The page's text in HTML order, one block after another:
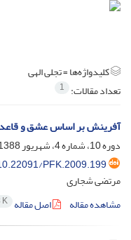
کلیدواژه‌ها =تجلی الهی
تعداد مقالات: 1
آفرینش بر اساس عشق و قاعده
دوره 10، شماره 4، شهریور 1388، صفحه
PFK.2009.199
مرتضی شجاری
مشاهده مقاله
اصل مقاله